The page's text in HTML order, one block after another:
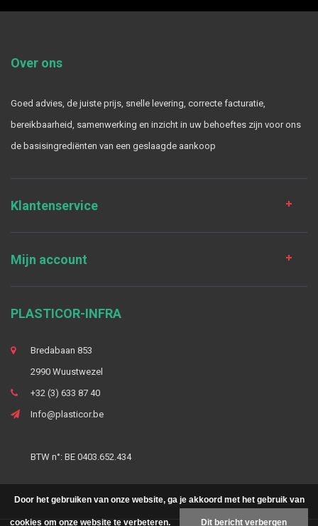
Over ons
Goed advies, de juiste prijs, snelle levering, correcte facturatie,
bereikbaarheid, samenwerking en inzicht in uw behoeftes zijn voor ons
de basisingrediënten van een geslaagde aankoop
Klantenservice
Mijn account
PLASTICOR-INFRA
Bredabaan 853
2990 Wuustwezel
+32 (3) 633 87 40
Info@plasticor.be
BTW n°: BE 0403.652.434
Door het gebruiken van onze website, ga je akkoord met het gebruik van
cookies om onze website te verbeteren. Dit bericht verbergen